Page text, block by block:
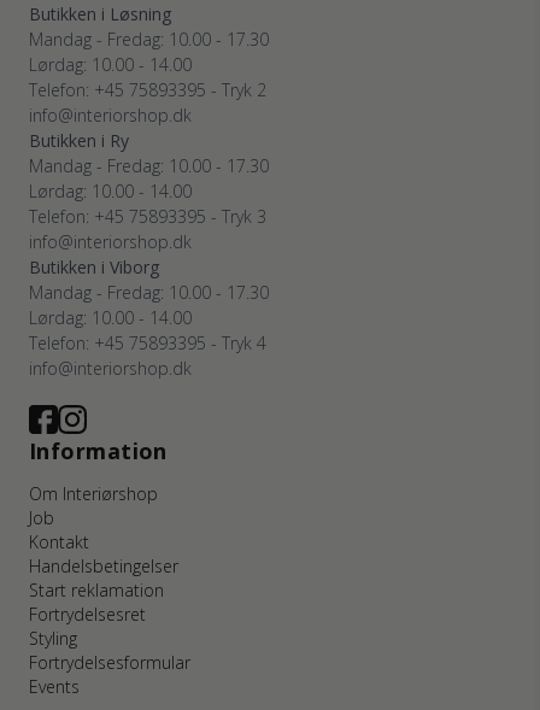
Butikken i Løsning
Mandag - Fredag: 10.00 - 17.30
Lørdag: 10.00 - 14.00
Telefon: +45 75893395 - Tryk 2
info@interiorshop.dk
Butikken i Ry
Mandag - Fredag: 10.00 - 17.30
Lørdag: 10.00 - 14.00
Telefon: +45 75893395 - Tryk 3
info@interiorshop.dk
Butikken i Viborg
Mandag - Fredag: 10.00 - 17.30
Lørdag: 10.00 - 14.00
Telefon: +45 75893395 - Tryk 4
info@interiorshop.dk
Information
Om Interiørshop
Job
Kontakt
Handelsbetingelser
Start reklamation
Fortrydelsesret
Styling
Fortrydelsesformular
Events